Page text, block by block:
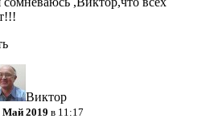
Виктор
Май 2019 в 11:17